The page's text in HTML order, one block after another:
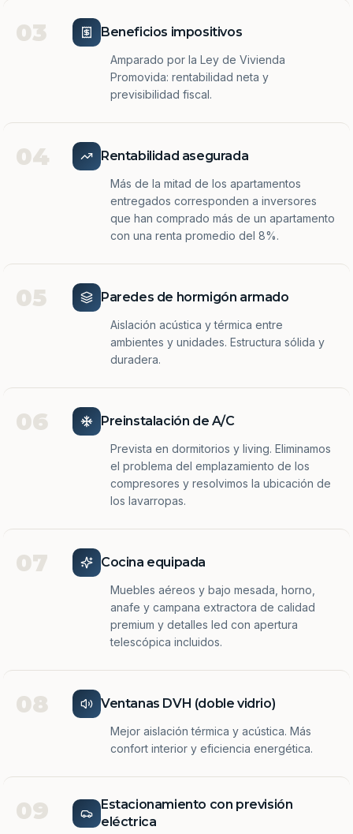
03 Beneficios impositivos
Amparado por la Ley de Vivienda
Promovida: rentabilidad neta y
previsibilidad fiscal.
04 Rentabilidad asegurada
Más de la mitad de los apartamentos
entregados corresponden a inversores
que han comprado más de un apartamento
con una renta promedio del 8%.
05 Paredes de hormigón armado
Aislación acústica y térmica entre
ambientes y unidades. Estructura sólida y
duradera.
06 Preinstalación de A/C
Prevista en dormitorios y living. Eliminamos
el problema del emplazamiento de los
compresores y resolvimos la ubicación de
los lavarropas.
07 Cocina equipada
Muebles aéreos y bajo mesada, horno,
anafe y campana extractora de calidad
premium y detalles led con apertura
telescópica incluidos.
08 Ventanas DVH (doble vidrio)
Mejor aislación térmica y acústica. Más
confort interior y eficiencia energética.
09
Estacionamiento con previsión
eléctrica